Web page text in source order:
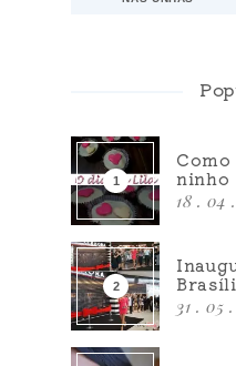
ninho
18 . 04
31 . 05